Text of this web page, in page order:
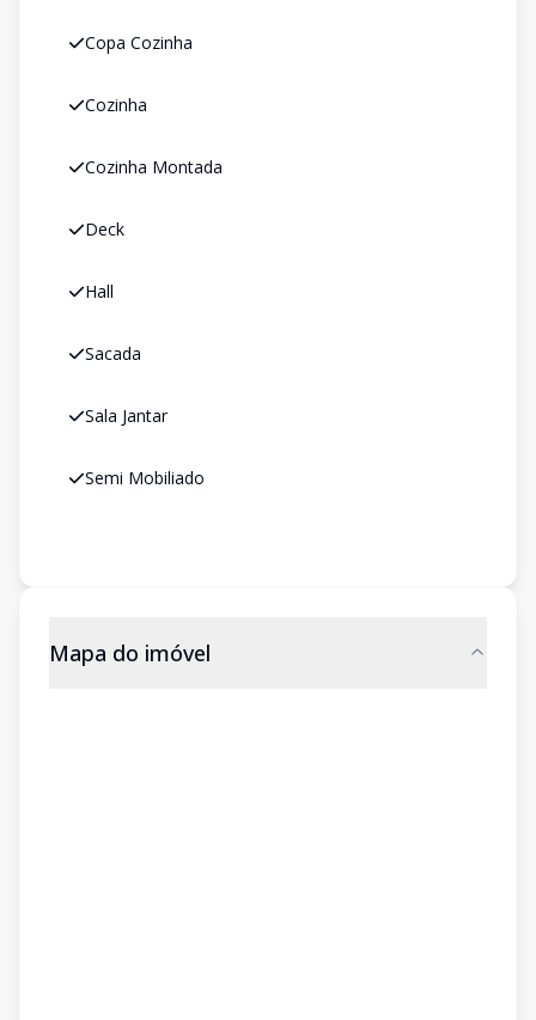
Copa Cozinha
Cozinha
Cozinha Montada
Deck
Hall
Sacada
Sala Jantar
Semi Mobiliado
Mapa do imóvel